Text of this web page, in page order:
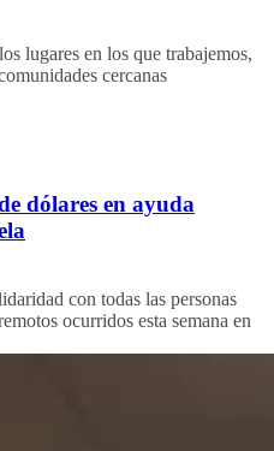
lugares en los que trabajemos,
cercanas
dólares en ayuda
con todas las personas
ocurridos esta semana en